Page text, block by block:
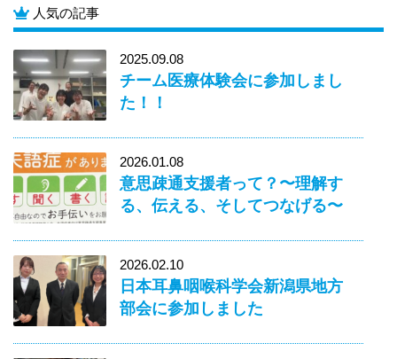
人気の記事
2025.09.08
チーム医療体験会に参加しまし
た！！
2026.01.08
意思疎通支援者って？〜理解す
る、伝える、そしてつなげる〜
2026.02.10
日本耳鼻咽喉科学会新潟県地方
部会に参加しました